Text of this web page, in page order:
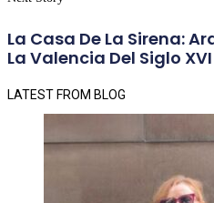
La Casa De La Sirena:
La Valencia Del Siglo XVI
LATEST FROM BLOG